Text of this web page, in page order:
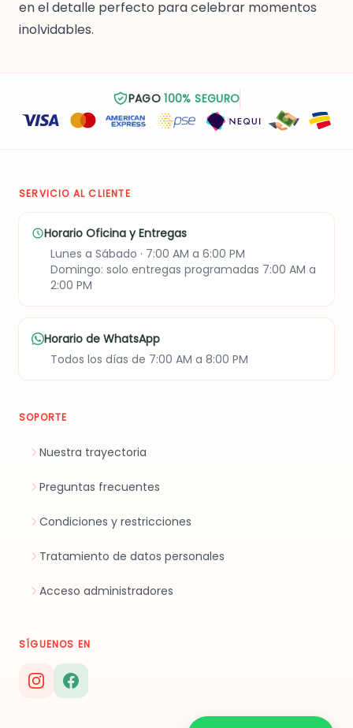
en el detalle perfecto para celebrar momentos
inolvidables.
PAGO100% SEGURO
SERVICIO AL CLIENTE
Horario Oficina y Entregas
Lunes a Sábado · 7:00 AM a 6:00 PM
Domingo: solo entregas programadas 7:00 AM a
2:00 PM
Horario de WhatsApp
Todos los días de 7:00 AM a 8:00 PM
SOPORTE
Nuestra trayectoria
Preguntas frecuentes
Condiciones y restricciones
Tratamiento de datos personales
Acceso administradores
SÍGUENOS EN